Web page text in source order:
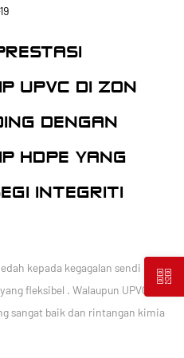
UPVC DI ZON
DENGAN
HDPE YANG
INTEGRITI
kepada kegagalan sendi
fleksibel . Walaupun UPVC
sangat baik dan rintangan kimia